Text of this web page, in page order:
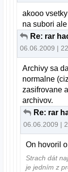
akooo
na subori
Re: rar
06.06.2009 |
Archivy sa
normalne
zasifrovane
archivov.
Re: rar
06.06.2009 |
On hovoril
Strach dát
je jedním z